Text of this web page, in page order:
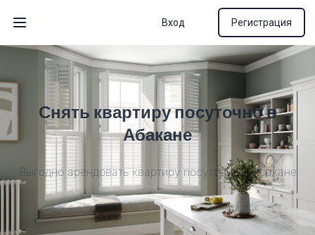
Открыть меню
Вход Регистрация
Снять квартиру посуточно в
Абакане
Выгодно арендовать квартиру посуточно в Абакане